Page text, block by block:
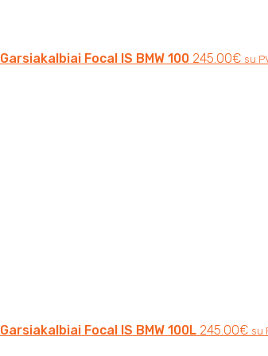
Garsiakalbiai Focal IS BMW 100 245.00€ su
Garsiakalbiai Focal IS BMW 100L 245.00€ su